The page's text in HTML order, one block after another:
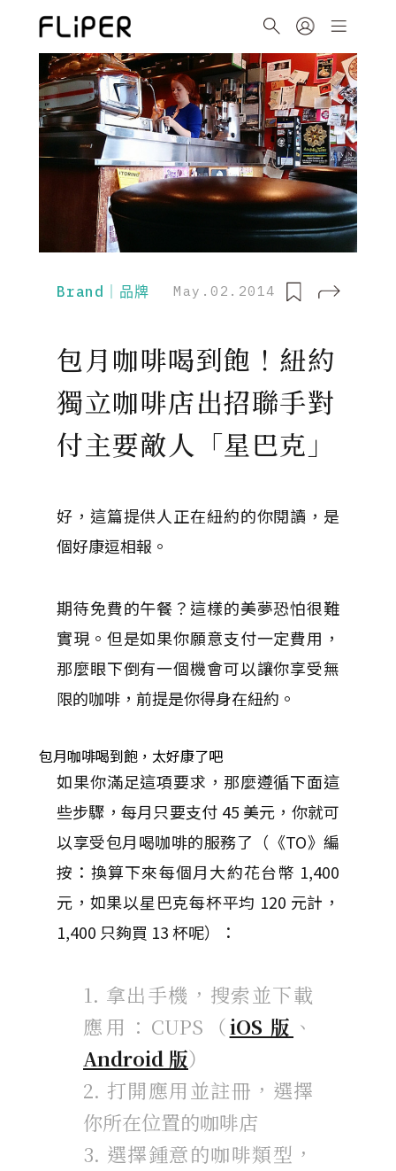
Brand｜品牌 May.02.2014
包月咖啡喝到飽！紐約
獨立咖啡店出招聯手對
付主要敵人「星巴克」
好，這篇提供人正在紐約的你閱讀，是
個好康逗相報。
期待免費的午餐？ 這樣的美夢恐怕很難
實現。 但是如果你願意支付一定費用，
那麼眼下倒有一個機會可以讓你享受無
限的咖啡，前提是你得身在紐約。
包月咖啡喝到飽，太好康了吧
如果你滿足這項要求，那麼遵循下面這
些步驟，每月只要支付 45 美元，你就可
以享受包月喝咖啡的服務了（《TO》編
按：換算下來每個月大約花台幣 1,400
元，如果以星巴克每杯平均 120 元計，
1,400 只夠買 13 杯呢）：
1. 拿出手機，搜索並下載
應用：CUPS（iOS 版 、
Android 版）
2. 打開應用並註冊，選擇
你所在位置的咖啡店
3. 選擇鍾意的咖啡類型，